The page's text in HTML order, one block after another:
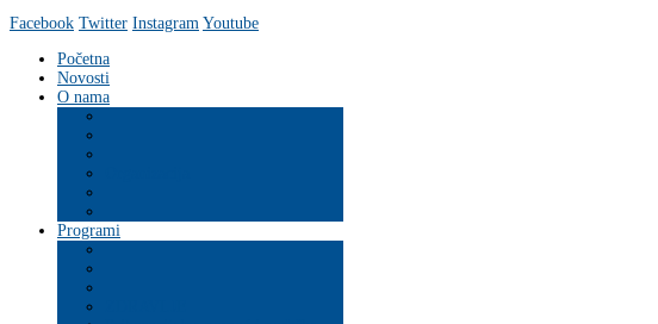
Facebook Twitter Instagram Youtube
Početna
Novosti
O nama
Programi